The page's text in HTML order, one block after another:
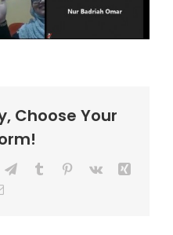
Choose Your
TelegramTumblr Pinterest
Vk
Xing
Email